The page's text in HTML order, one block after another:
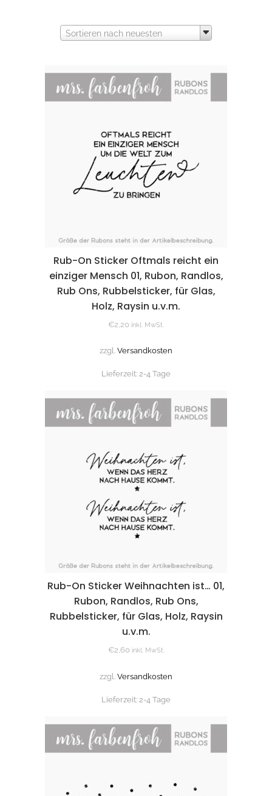
sortiert
Sortieren nach neuesten
Rub-On Sticker Oftmals reicht ein
einziger Mensch 01, Rubon, Randlos,
Rub Ons, Rubbelsticker, für Glas,
Holz, Raysin u.v.m.
€2,20 inkl. MwSt.
zzgl. Versandkosten
Lieferzeit: 2-4 Tage
Rub-On Sticker Weihnachten ist… 01,
Rubon, Randlos, Rub Ons,
Rubbelsticker, für Glas, Holz, Raysin
u.v.m.
€2,60 inkl. MwSt.
zzgl. Versandkosten
Lieferzeit: 2-4 Tage